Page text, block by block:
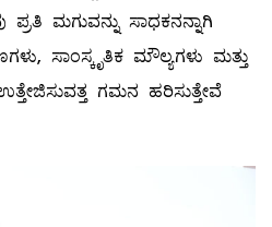
ಮಗುವನ್ನು ಸಾಧಕನನ್ನಾಗಿ
ಸಾಂಸ್ಕೃತಿಕ ಮೌಲ್ಯಗಳು ಮತ್ತು
ಗಮನ ಹರಿಸುತ್ತೇವೆ